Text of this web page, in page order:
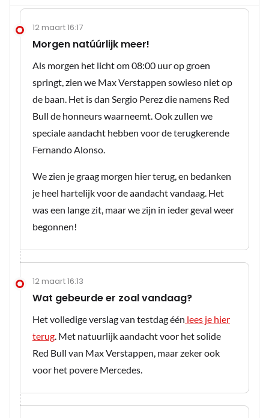
12 maart 16:17
Morgen natúúrlijk meer!
Als morgen het licht om 08:00 uur op groen
springt, zien we Max Verstappen sowieso niet op
de baan. Het is dan Sergio Perez die namens Red
Bull de honneurs waarneemt. Ook zullen we
speciale aandacht hebben voor de terugkerende
Fernando Alonso.
We zien je graag morgen hier terug, en bedanken
je heel hartelijk voor de aandacht vandaag. Het
was een lange zit, maar we zijn in ieder geval weer
begonnen!
12 maart 16:13
Wat gebeurde er zoal vandaag?
Het volledige verslag van testdag één lees je hier
terug. Met natuurlijk aandacht voor het solide
Red Bull van Max Verstappen, maar zeker ook
voor het povere Mercedes.